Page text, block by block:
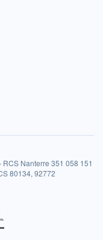
Nanterre 351 058 151
80134, 92772